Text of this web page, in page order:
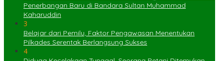
Penerbangan Baru di Bandara Sultan Muhammad
Kaharuddin
3
Belajar dari Pemilu, Faktor Pengawasan Menentukan
Pilkades Serentak Berlangsung Sukses
4